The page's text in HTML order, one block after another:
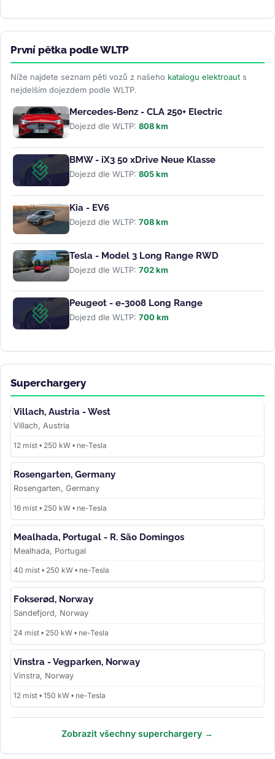
První pětka podle WLTP
Níže najdete seznam pěti vozů z našeho katalogu elektroaut s
nejdelším dojezdem podle WLTP.
Mercedes-Benz - CLA 250+ Electric
Dojezd dle WLTP: 808 km
BMW - iX3 50 xDrive Neue Klasse
Dojezd dle WLTP: 805 km
Kia - EV6
Dojezd dle WLTP: 708 km
Tesla - Model 3 Long Range RWD
Dojezd dle WLTP: 702 km
Peugeot - e-3008 Long Range
Dojezd dle WLTP: 700 km
Superchargery
Villach, Austria - West
Villach, Austria
12 míst • 250 kW • ne-Tesla
Rosengarten, Germany
Rosengarten, Germany
16 míst • 250 kW • ne-Tesla
Mealhada, Portugal - R. São Domingos
Mealhada, Portugal
40 míst • 250 kW • ne-Tesla
Fokserød, Norway
Sandefjord, Norway
24 míst • 250 kW • ne-Tesla
Vinstra - Vegparken, Norway
Vinstra, Norway
12 míst • 150 kW • ne-Tesla
Zobrazit všechny superchargery →